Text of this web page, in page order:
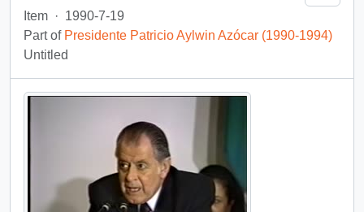
Item · 1990-7-19
Part of Presidente Patricio Aylwin Azócar (1990-1994)
Untitled